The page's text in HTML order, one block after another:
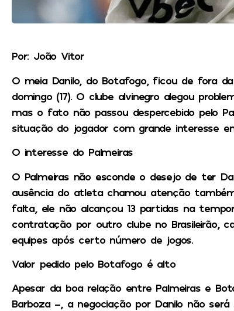
Por: João Vitor
O meia Danilo, do Botafogo, ficou de fora
domingo (17). O clube alvinegro alegou
mas o fato não passou despercebido pelo
situação do jogador com grande interesse
O interesse do Palmeiras
O Palmeiras não esconde o desejo de ter
ausência do atleta chamou atenção
falta, ele não alcançou 13 partidas na
contratação por outro clube no Brasileirão,
equipes após certo número de jogos.
Valor pedido pelo Botafogo é alto
Apesar da boa relação entre Palmeiras e
Barboza –, a negociação por Danilo não